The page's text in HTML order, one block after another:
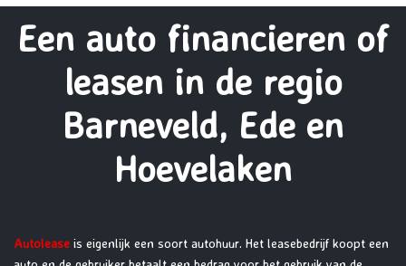
Een auto financieren of
leasen in de regio
Barneveld, Ede en
Hoevelaken
Autolease is eigenlijk een soort autohuur. Het leasebedrijf koopt een